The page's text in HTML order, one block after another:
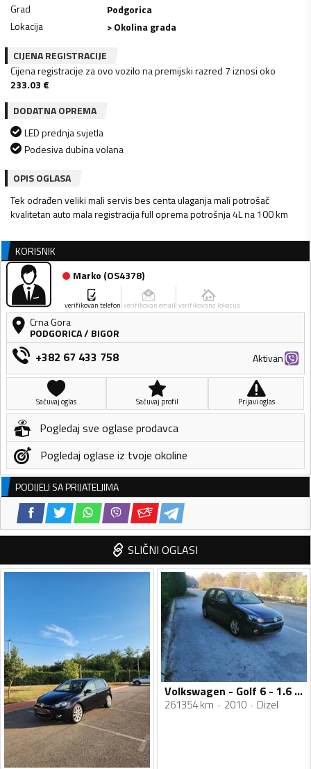
Grad
Podgorica
Lokacija
> Okolina grada
CIJENA REGISTRACIJE
Cijena registracije za ovo vozilo na premijski razred 7 iznosi oko
233.03 €
DODATNA OPREMA
LED prednja svjetla
Podesiva dubina volana
OPIS OGLASA
Tek odrađen veliki mali servis bes centa ulaganja mali potrošač
kvalitetan auto mala registracija full oprema potrošnja 4L na 100 km
KORISNIK
Marko (OS4378)
verifikovan telefon verifikovan email verifikovana lokacija
Crna Gora
PODGORICA/ BIGOR
+382 67 433 758 Aktivan
Sačuvaj oglas Sačuvaj profil Prijavi oglas
Pogledaj sve oglase prodavca
Pogledaj oglase iz tvoje okoline
PODIJELI SA PRIJATELJIMA
SLIČNI OGLASI
Volkswagen - Golf 6 - 1.6 TDI
261354 km 2010 Dizel